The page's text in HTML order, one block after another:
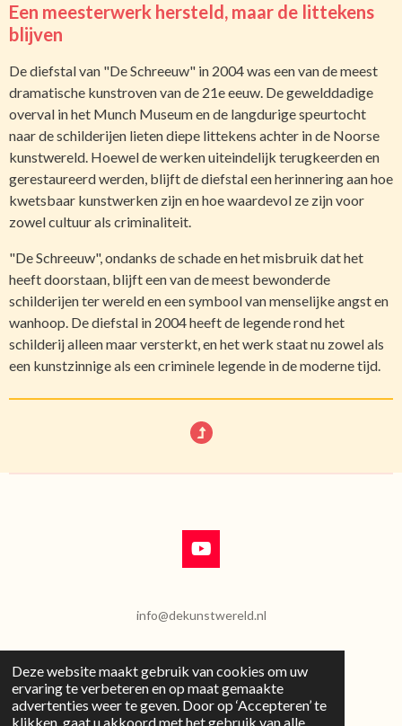
Deze website maakt gebruik van cookies om uw
ervaring te verbeteren en op maat gemaakte
advertenties weer te geven. Door op ‘Accepteren’ te
klikken, gaat u akkoord met het gebruik van alle
Een meesterwerk hersteld, maar de littekens
blijven
De diefstal van "De Schreeuw" in 2004 was een van de meest
dramatische kunstroven van de 21e eeuw. De gewelddadige
overval in het Munch Museum en de langdurige speurtocht
naar de schilderijen lieten diepe littekens achter in de Noorse
kunstwereld. Hoewel de werken uiteindelijk terugkeerden en
gerestaureerd werden, blijft de diefstal een herinnering aan hoe
kwetsbaar kunstwerken zijn en hoe waardevol ze zijn voor
zowel cultuur als criminaliteit.
"De Schreeuw", ondanks de schade en het misbruik dat het
heeft doorstaan, blijft een van de meest bewonderde
schilderijen ter wereld en een symbool van menselijke angst en
wanhoop. De diefstal in 2004 heeft de legende rond het
schilderij alleen maar versterkt, en het werk staat nu zowel als
een kunstzinnige als een criminele legende in de moderne tijd.
Y
o
u
info@dekunstwereld.nl
D
e
l
D
e
e
S
h
a
P
i
n
D
e
l